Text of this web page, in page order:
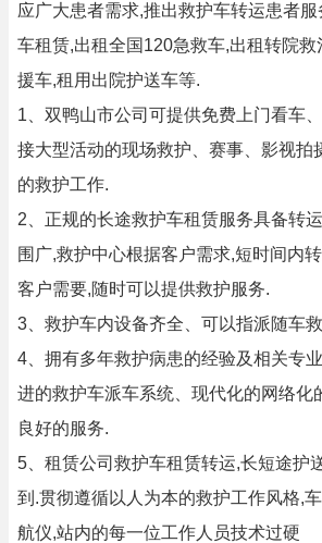
应广大患者需求,推出救护车转运患者
车租赁,出租全国120急救车,出租转院救
援车,租用出院护送车等.
1、双鸭山市公司可提供免费上门看车
接大型活动的现场救护、赛事、影视拍
的救护工作.
2、正规的长途救护车租赁服务具备转
围广,救护中心根据客户需求,短时间内
客户需要,随时可以提供救护服务.
3、救护车内设备齐全、可以指派随车
4、拥有多年救护病患的经验及相关专
进的救护车派车系统、现代化的网络化
良好的服务.
5、租赁公司救护车租赁转运,长短途护
到.贯彻遵循以人为本的救护工作风格,
航仪,站内的每一位工作人员技术过硬